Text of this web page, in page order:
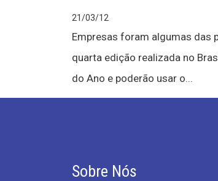
21/03/12
Empresas foram algumas das
quarta edição realizada no
do Ano e poderão usar o...
Sobre Nós